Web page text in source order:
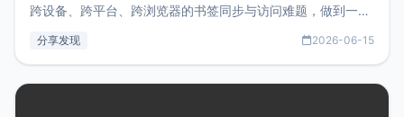
跨设备、跨平台、跨浏览器的书签同步与访问难题，做到一处
用，让管理更高效。ZMark官网地址：
分享发现 2026-06-15